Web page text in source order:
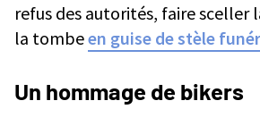
refus des autorités, faire sceller
la tombeen guise de stèle
Un hommage de bikers